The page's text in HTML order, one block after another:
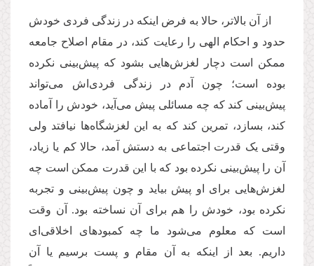
از آن بالاتر، حالا به فرض اینکه در زندگی فردی خودش
حدود و احکام الهی را رعایت کند، در مقام اصلاح جامعه
ممکن است دچار لغزش‌هایی بشود که پیش‌بینی نکرده
بوده است؛ چون آدم در زندگی فردی‌اش می‌تواند
پیش‌بینی کند که چه مسائلی پیش می‌آید، خودش را آماده
کند، بسازد، تمرین کند که به این لغزشگاه‌ها نیافتد ولی
وقتی یک قدرت اجتماعی به دستش آمد، حالا کم یا زیاد،
آن را پیش‌بینی نکرده بود که با این قدرت ممکن است چه
لغزش‌هایی برای او پیش بیاید و چون پیش‌بینی و تجربه
نکرده بود، خودش را هم برای آن نساخته بود. آن وقت
است که معلوم می‌شود ما چه کمبودهای اخلاقی‌ای
داریم. بعد از اینکه به آن مقام و پست برسیم یا آن